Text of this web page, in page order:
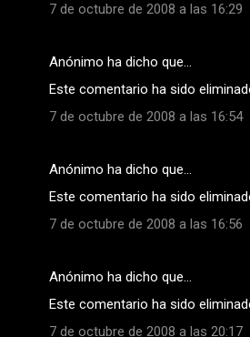
7 de octubre de 2008 a las 16:29
Anónimo ha dicho que…
Este comentario ha sido
7 de octubre de 2008 a las 16:54
Anónimo ha dicho que…
Este comentario ha sido
7 de octubre de 2008 a las 16:56
Anónimo ha dicho que…
Este comentario ha sido
7 de octubre de 2008 a las 20:17